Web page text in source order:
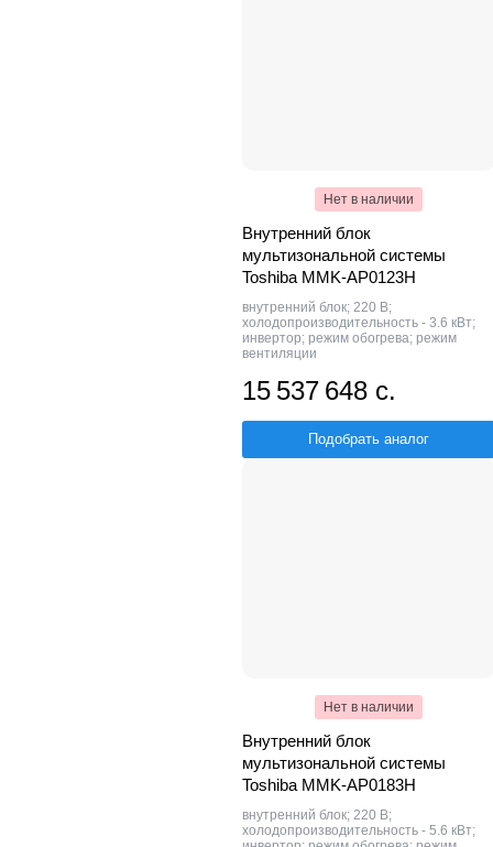
Нет в наличии
Внутренний блок
мультизональной системы
Toshiba MMK-AP0123H
внутренний блок; 220 В;
холодопроизводительность - 3.6 кВт;
инвертор; режим обогрева; режим
вентиляции
15 537 648 с.
Подобрать аналог
Нет в наличии
Внутренний блок
мультизональной системы
Toshiba MMK-AP0183H
внутренний блок; 220 В;
холодопроизводительность - 5.6 кВт;